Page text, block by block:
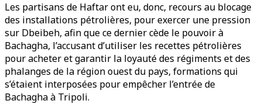
Les partisans de Haftar ont eu, donc, recours au blocage
des installations pétrolières, pour exercer une pression
sur Dbeibeh, afin que ce dernier cède le pouvoir à
Bachagha, l’accusant d’utiliser les recettes pétrolières
pour acheter et garantir la loyauté des régiments et des
phalanges de la région ouest du pays, formations qui
s’étaient interposées pour empêcher l’entrée de
Bachagha à Tripoli.